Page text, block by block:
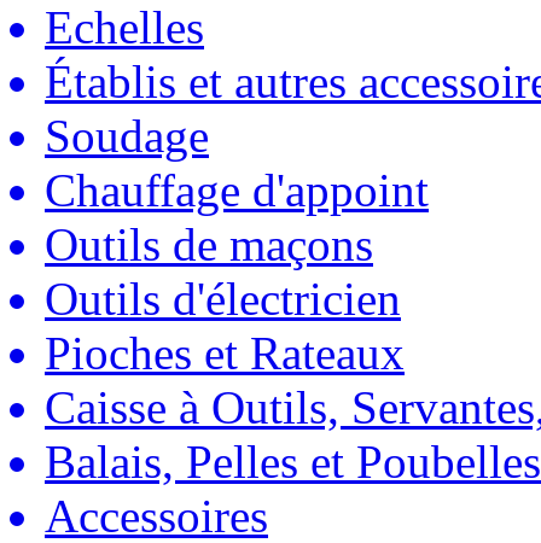
Echelles
Établis et autres
Soudage
Chauffage d'appoint
Outils de maçons
Outils d'électricien
Pioches et Rateaux
Caisse à Outils,
Balais, Pelles et Poubelles
Accessoires